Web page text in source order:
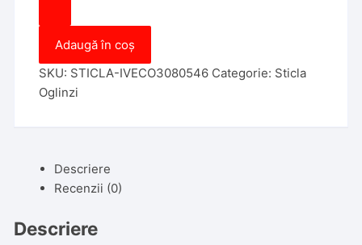
Iveco
Daily
2006-
2017,
convexa,
cu
Adaugă în coș
SKU: STICLA-IVECO3080546 Categorie: Sticla
Oglinzi
Descriere
Recenzii (0)
Descriere